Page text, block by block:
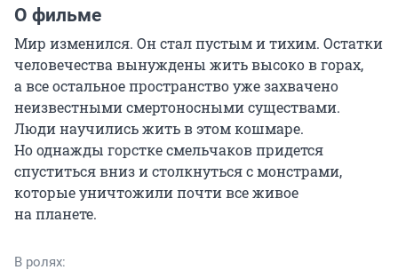
О фильме
Мир изменился. Он стал пустым и тихим. Остатки
человечества вынуждены жить высоко в горах,
а все остальное пространство уже захвачено
неизвестными смертоносными существами.
Люди научились жить в этом кошмаре.
Но однажды горстке смельчаков придется
спуститься вниз и столкнуться с монстрами,
которые уничтожили почти все живое
на планете.
В ролях: